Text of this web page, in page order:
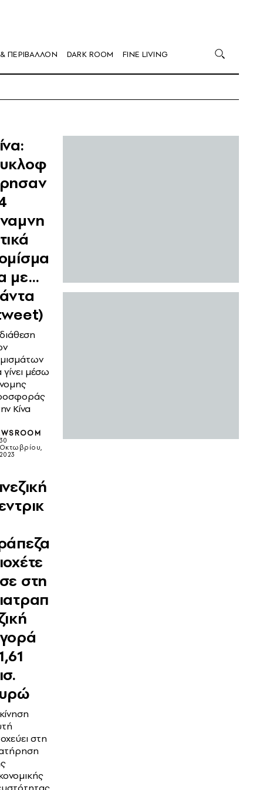
ΠΕΡΙΒΑΛΛΟΝ DARK ROOM FINE LIVING
με…
μέσω
Κίνα
30
Οκτωβρίου,
2023
στη
στη